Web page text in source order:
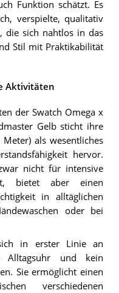
Funktion schätzt. Es
verspielte, qualitativ
die sich nahtlos in das
Stil mit Praktikabilität
Aktivitäten
der Swatch Omega x
Gelb sticht ihre
als wesentliches
hervor.
nicht für intensive
bietet aber einen
in alltäglichen
oder bei
in erster Linie an
Alltagsuhr und kein
Sie ermöglicht einen
verschiedenen